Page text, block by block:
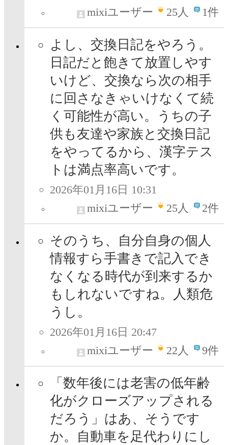
mixiユーザー
25人 1件
よし、交換日記をやろう。
日記だと飽きて放置しやす
いけど、交換なら次の相手
に回さなきゃいけなくて続
く可能性が高い。うちの子
供も友達や家族と交換日記
をやってるから、漢字テス
トは満点率高いです。
2026年01月16日 10:31
mixiユーザー
25人 2件
そのうち、自分自身の個人
情報すら手書きで記入でき
なくなる時代が到来するか
もしれないですね。人類危
うし。
2026年01月16日 20:47
mixiユーザー
22人 9件
「数年後には老害の低年齢
化がクローズアップされる
だろう」はあ、そうです
か。自動車を足代わりにし